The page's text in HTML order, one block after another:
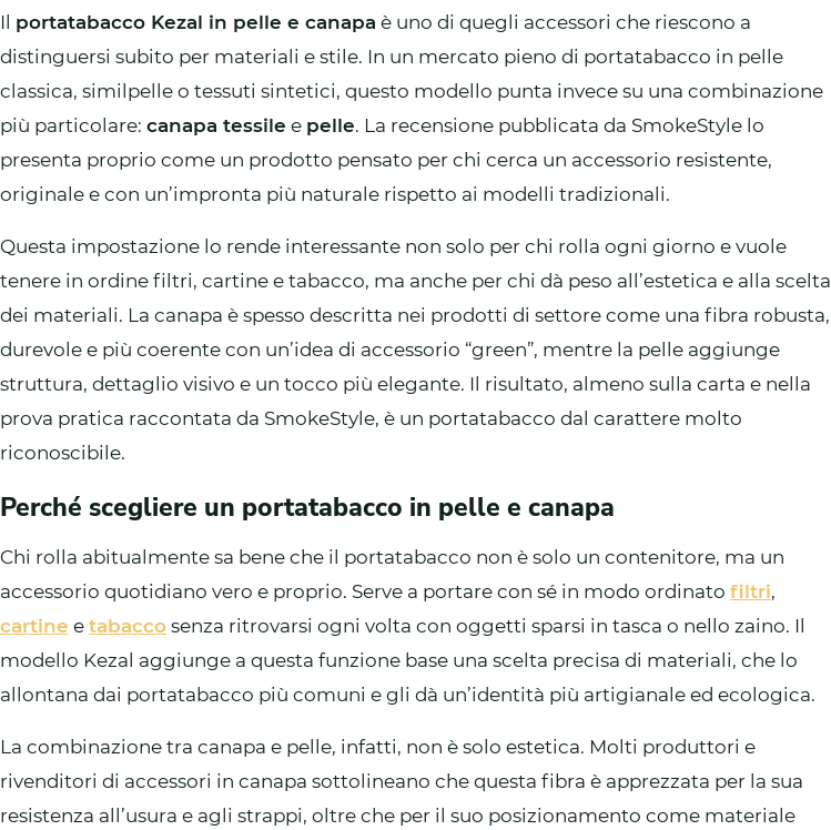
Il portatabacco Kezal in pelle e canapa è uno di quegli accessori che riescono a
distinguersi subito per materiali e stile. In un mercato pieno di portatabacco in pelle
classica, similpelle o tessuti sintetici, questo modello punta invece su una combinazione
più particolare: canapa tessile e pelle. La recensione pubblicata da SmokeStyle lo
presenta proprio come un prodotto pensato per chi cerca un accessorio resistente,
originale e con un’impronta più naturale rispetto ai modelli tradizionali.
Questa impostazione lo rende interessante non solo per chi rolla ogni giorno e vuole
tenere in ordine filtri, cartine e tabacco, ma anche per chi dà peso all’estetica e alla scelta
dei materiali. La canapa è spesso descritta nei prodotti di settore come una fibra robusta,
durevole e più coerente con un’idea di accessorio “green”, mentre la pelle aggiunge
struttura, dettaglio visivo e un tocco più elegante. Il risultato, almeno sulla carta e nella
prova pratica raccontata da SmokeStyle, è un portatabacco dal carattere molto
riconoscibile.
Perché scegliere un portatabacco in pelle e canapa
Chi rolla abitualmente sa bene che il portatabacco non è solo un contenitore, ma un
accessorio quotidiano vero e proprio. Serve a portare con sé in modo ordinato filtri,
cartine e tabacco senza ritrovarsi ogni volta con oggetti sparsi in tasca o nello zaino. Il
modello Kezal aggiunge a questa funzione base una scelta precisa di materiali, che lo
allontana dai portatabacco più comuni e gli dà un’identità più artigianale ed ecologica.
La combinazione tra canapa e pelle, infatti, non è solo estetica. Molti produttori e
rivenditori di accessori in canapa sottolineano che questa fibra è apprezzata per la sua
resistenza all’usura e agli strappi, oltre che per il suo posizionamento come materiale